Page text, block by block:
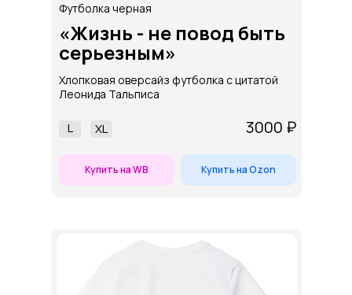
«Жизнь - не повод быть
серьезным»
3000 ₽
ХL
L
Футболка черная
Хлопковая оверсайз футболка с цитатой
Леонида Тальписа
Купить на WB Купить на Ozon